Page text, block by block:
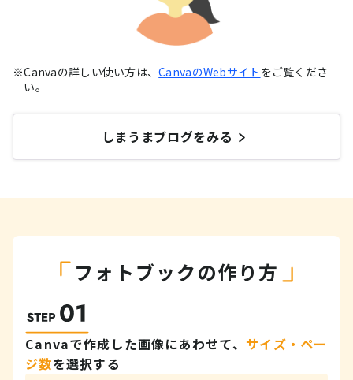
Canvaの詳しい使い方は、CanvaのWebサイト をご覧くださ
い。
しまうまブログをみる
フォトブックの作り方
Canvaで作成した画像にあわせて、 サイズ・ペー
ジ数を選択する